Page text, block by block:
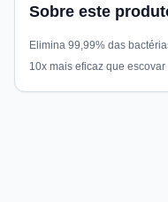
Sobre este
Elimina 99,99% das
10x mais eficaz que